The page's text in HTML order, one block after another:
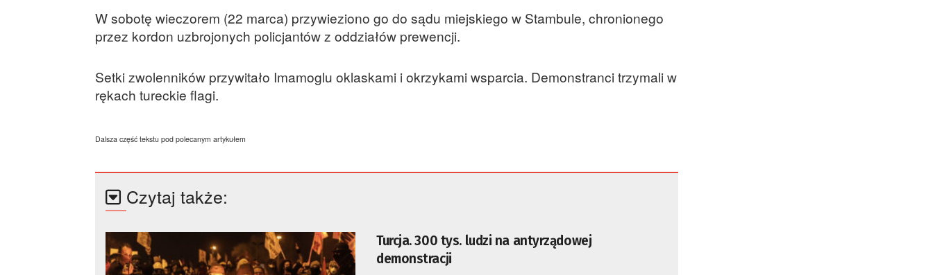
W sobotę wieczorem (22 marca) przywieziono go do sądu miejskiego w Stambule, chronionego
przez kordon uzbrojonych policjantów z oddziałów prewencji.
Setki zwolenników przywitało Imamoglu oklaskami i okrzykami wsparcia. Demonstranci trzymali w
rękach tureckie flagi.
Dalsza część tekstu pod polecanym artykułem
Czytaj także:
Turcja. 300 tys. ludzi na antyrządowej
demonstracji